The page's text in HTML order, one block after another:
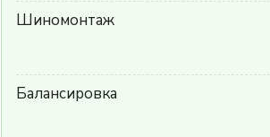
Шиномонтаж
Балансировка